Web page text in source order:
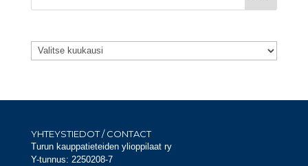
Arkistot
YHTEYSTIEDOT / CONTACT
Turun kauppatieteiden ylioppilaat ry
Y-tunnus: 2250208-7